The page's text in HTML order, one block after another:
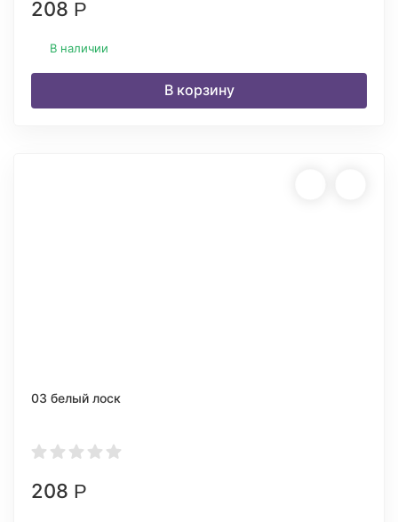
208 Р
В наличии
В корзину
03 белый лоск
208 Р